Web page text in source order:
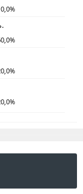
0,0%